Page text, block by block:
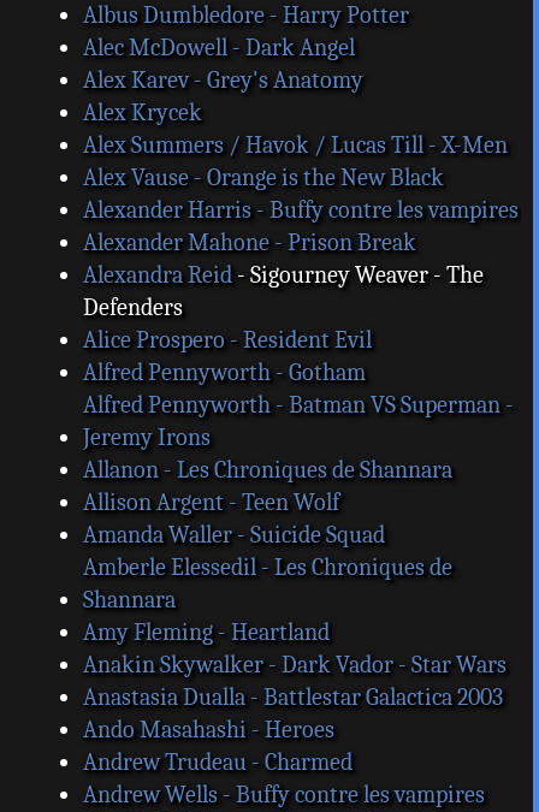
Albus Dumbledore - Harry Potter
Alec McDowell - Dark Angel
Alex Karev - Grey's Anatomy
Alex Krycek
Alex Summers / Havok / Lucas Till - X-Men
Alex Vause - Orange is the New Black
Alexander Harris - Buffy contre les vampires
Alexander Mahone - Prison Break
Alexandra Reid- Sigourney Weaver - The
Defenders
Alice Prospero - Resident Evil
Alfred Pennyworth - Gotham
Alfred Pennyworth - Batman VS Superman -
Jeremy Irons
Allanon - Les Chroniques de Shannara
Allison Argent - Teen Wolf
Amanda Waller - Suicide Squad
Amberle Elessedil - Les Chroniques de
Shannara
Amy Fleming - Heartland
Anakin Skywalker - Dark Vador - Star Wars
Anastasia Dualla - Battlestar Galactica 2003
Ando Masahashi - Heroes
Andrew Trudeau - Charmed
Andrew Wells - Buffy contre les vampires